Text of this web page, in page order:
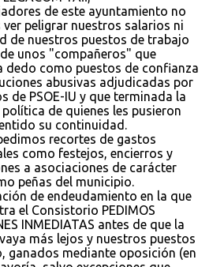
de este ayuntamiento no
ver peligrar nuestros salarios ni
de nuestros puestos de trabajo
unos "compañeros" que
dedo como puestos de confianza
abusivas adjudicadas por
de PSOE-IU y que terminada la
de quienes les pusieron
su continuidad.
recortes de gastos
como festejos, encierros y
a asociaciones de carácter
peñas del municipio.
de endeudamiento en la que
el Consistorio PEDIMOS
INMEDIATAS antes de que la
más lejos y nuestros puestos
ganados mediante oposición (en